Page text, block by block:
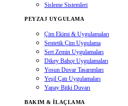
Sisleme Sistemleri
PEYZAJ UYGULAMA
Çim Ekimi & Uygulamaları
Sentetik Çim Uygulama
Sert Zemin Uygulamaları
Dikey Bahçe Uygulamaları
Yosun Duvar Tasarımları
Yeşil Çatı Uygulamaları
Yapay Bitki Duvarı
BAKIM & İLAÇLAMA